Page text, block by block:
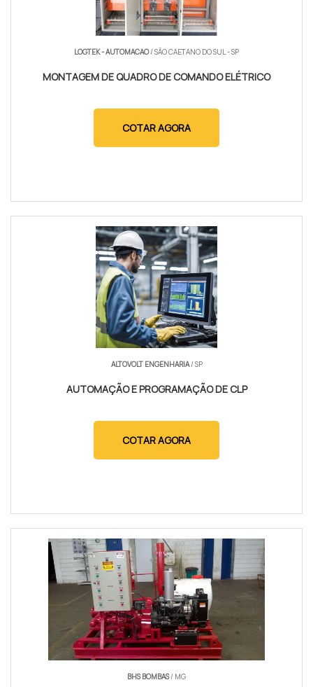
LOGTEK - AUTOMACAO/ SÃO CAETANO DO SUL - SP
MONTAGEM DE QUADRO DE COMANDO ELÉTRICO
COTAR AGORA
ALTOVOLT ENGENHARIA/ SP
AUTOMAÇÃO E PROGRAMAÇÃO DE CLP
COTAR AGORA
BHS BOMBAS/ MG